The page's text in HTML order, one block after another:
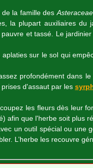
la famille des Asteraceae
la plupart auxiliaires du
et tassé. Le
sur le sol qui
profondément dans
d'assaut par les
les fleurs dès leur
afin que l'herbe soit plus
un outil spécial ou une
L’herbe les recouvre